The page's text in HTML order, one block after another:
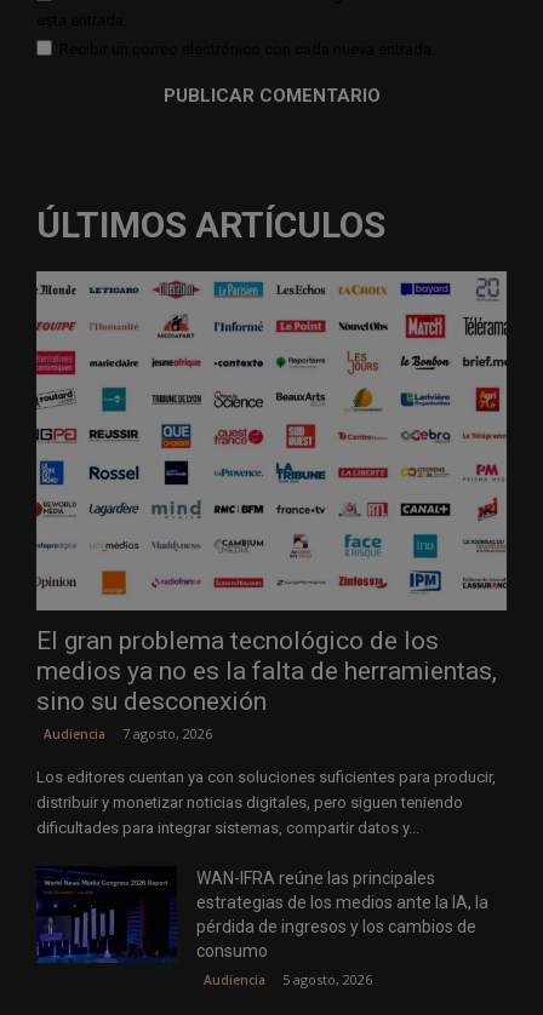
ÚLTIMOS ARTÍCULOS
El gran problema tecnológico de los
medios ya no es la falta de herramientas,
sino su desconexión
Audiencia 7 agosto, 2026
Los editores cuentan ya con soluciones suficientes para producir,
distribuir y monetizar noticias digitales, pero siguen teniendo
dificultades para integrar sistemas, compartir datos y...
WAN-IFRA reúne las principales
estrategias de los medios ante la IA, la
pérdida de ingresos y los cambios de
consumo
Audiencia 5 agosto, 2026